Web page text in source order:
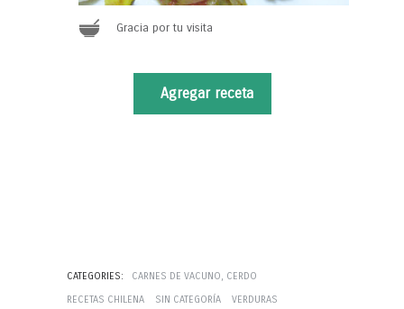
Gracia por tu visita
Agregar receta
CATEGORIES:
CARNES DE VACUNO, CERDO
RECETAS CHILENA
SIN CATEGORÍA VERDURAS